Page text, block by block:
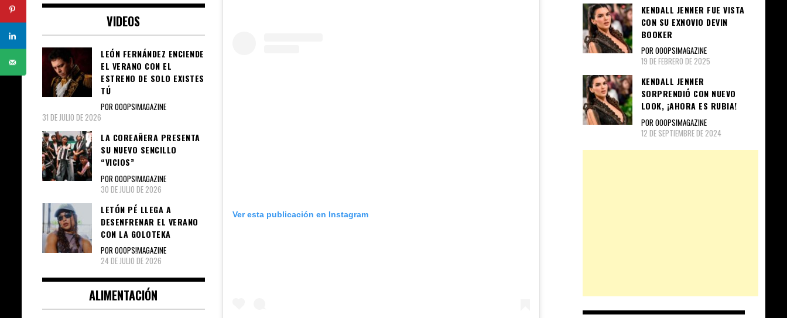
Ver esta publicación en Instagram
VIDEOS
LEÓN FERNÁNDEZ ENCIENDE
EL VERANO CON EL
ESTRENO DE SOLO EXISTES
TÚ
POR OOOPS!MAGAZINE
31 DE JULIO DE 2026
LA COREAÑERA PRESENTA
SU NUEVO SENCILLO
“VICIOS”
POR OOOPS!MAGAZINE
30 DE JULIO DE 2026
LETÓN PÉ LLEGA A
DESENFRENAR EL VERANO
CON LA GOLOTEKA
POR OOOPS!MAGAZINE
24 DE JULIO DE 2026
ALIMENTACIÓN
KENDALL JENNER FUE VISTA
CON SU EXNOVIO DEVIN
BOOKER
POR OOOPS!MAGAZINE
19 DE FEBRERO DE 2025
KENDALL JENNER
SORPRENDIÓ CON NUEVO
LOOK, ¡AHORA ES RUBIA!
POR OOOPS!MAGAZINE
12 DE SEPTIEMBRE DE 2024